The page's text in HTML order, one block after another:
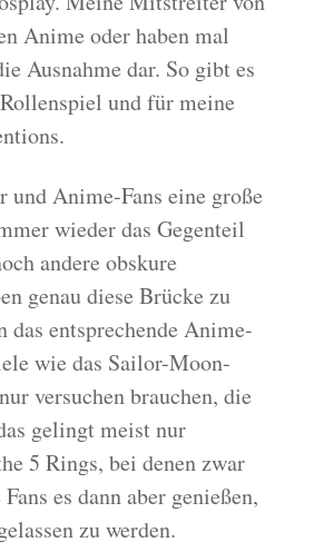
Anime oder haben mal
Ausnahme dar. So gibt es
und für meine
Anime-Fans eine große
wieder das Gegenteil
andere obskure
genau diese Brücke zu
das entsprechende Anime-
wie das Sailor-Moon-
versuchen brauchen, die
gelingt meist nur
5 Rings, bei denen zwar
es dann aber genießen,
zu werden.